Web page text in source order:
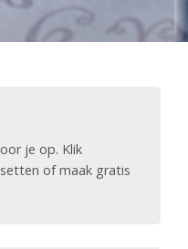
je op. Klik
of maak gratis